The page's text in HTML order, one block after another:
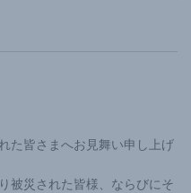
被災された皆様、ならびにそ